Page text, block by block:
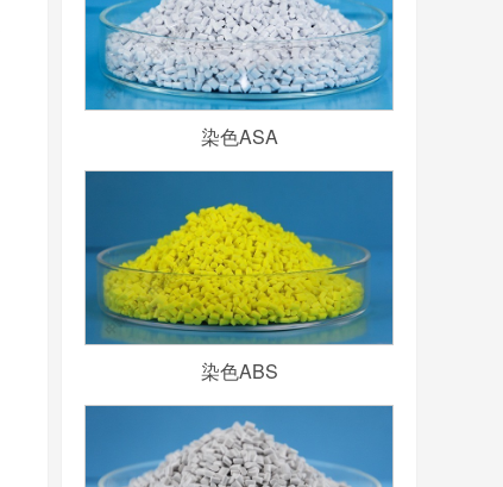
染色ASA
染色ABS